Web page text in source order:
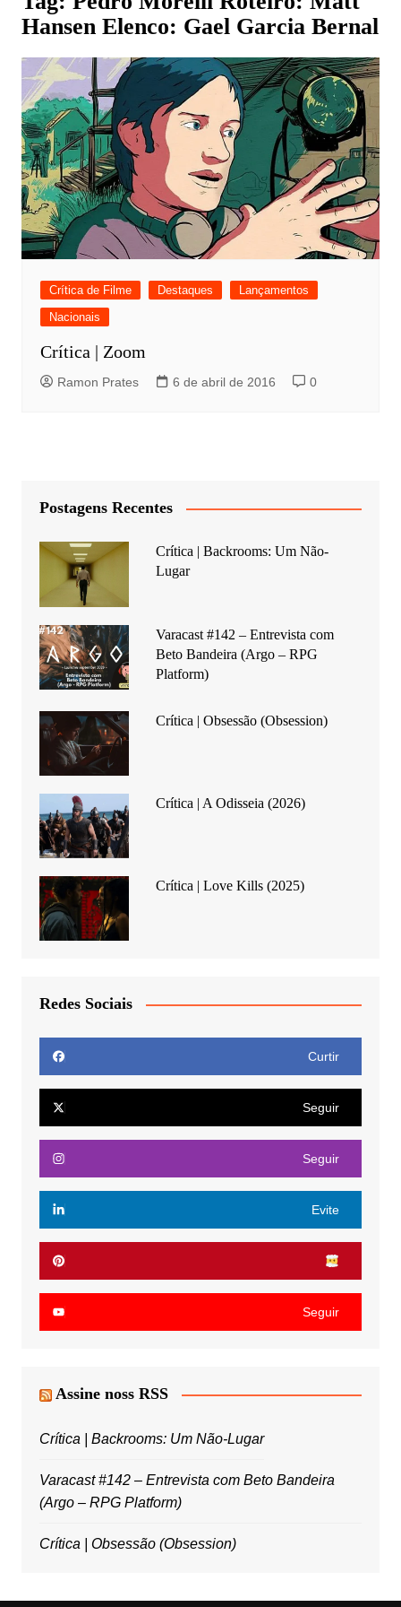
Hansen Elenco: Gael Garcia Bernal
Crítica de Filme Destaques
Lançamentos
Nacionais
Crítica | Zoom
Ramon Prates 6 de abril de 2016 0
Postagens Recentes
Crítica | Backrooms: Um Não-
Lugar
Varacast #142 – Entrevista com
Beto Bandeira (Argo – RPG
Platform)
Crítica | Obsessão (Obsession)
Crítica | A Odisseia (2026)
Crítica | Love Kills (2025)
Redes Sociais
Curtir
Seguir
Seguir
Evite
Seguir
Assine noss RSS
Crítica | Backrooms: Um Não-Lugar
Varacast #142 – Entrevista com Beto Bandeira
(Argo – RPG Platform)
Crítica | Obsessão (Obsession)